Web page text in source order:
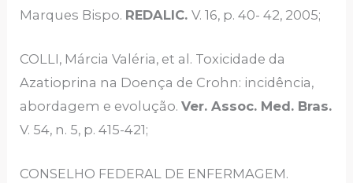
Marques Bispo. REDALIC.V. 16, p. 40- 42, 2005;
COLLI, Márcia Valéria, et al. Toxicidade da
Azatioprina na Doença de Crohn: incidência,
abordagem e evolução.Ver. Assoc. Med. Bras.
V. 54, n. 5, p. 415-421;
CONSELHO FEDERAL DE ENFERMAGEM.